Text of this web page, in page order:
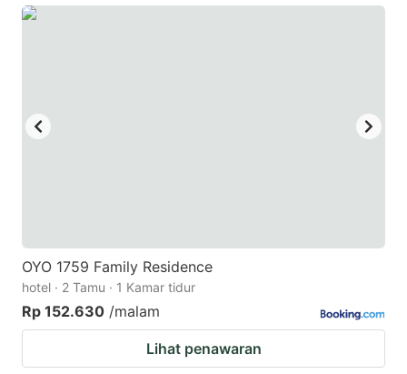
OYO 1759 Family Residence
hotel · 2 Tamu · 1 Kamar tidur
Rp 152.630 /malam
Lihat penawaran